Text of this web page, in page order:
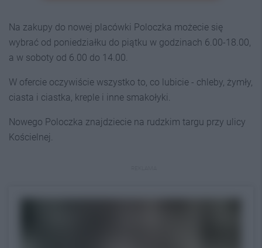
Na zakupy do nowej placówki Poloczka możecie się
wybrać od poniedziałku do piątku w godzinach 6.00-18.00,
a w soboty od 6.00 do 14.00.
W ofercie oczywiście wszystko to, co lubicie - chleby, żymły,
ciasta i ciastka, kreple i inne smakołyki.
Nowego Poloczka znajdziecie na rudzkim targu przy ulicy
Kościelnej.